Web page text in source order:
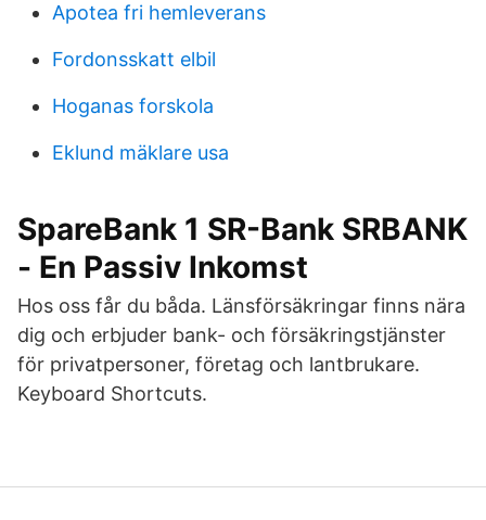
Apotea fri hemleverans
Fordonsskatt elbil
Hoganas forskola
Eklund mäklare usa
SpareBank 1 SR-Bank SRBANK
- En Passiv Inkomst
Hos oss får du båda. Länsförsäkringar finns nära
dig och erbjuder bank- och försäkringstjänster
för privatpersoner, företag och lantbrukare.
Keyboard Shortcuts.